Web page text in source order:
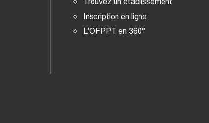
Inscription en ligne
L'OFPPT en 360°